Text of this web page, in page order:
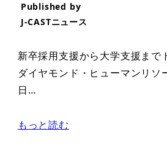
Published by
J-CASTニュース
新卒採用支援から大学支援まで
ダイヤモンド・ヒューマンリ
日…
もっと読む